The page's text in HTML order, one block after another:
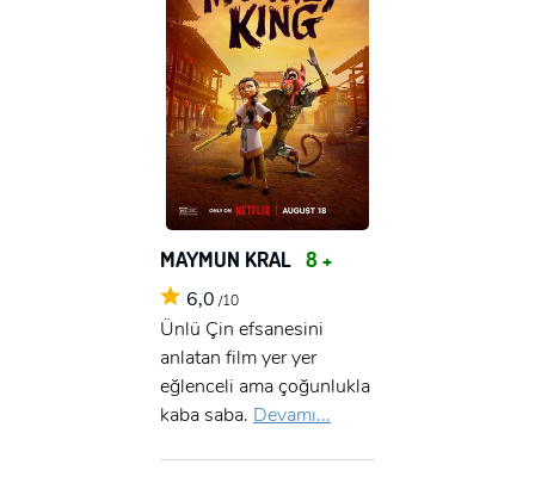
MAYMUN KRAL 8 +
6,0 /10
Ünlü Çin efsanesini
anlatan film yer yer
eğlenceli ama çoğunlukla
kaba saba. Devamı...